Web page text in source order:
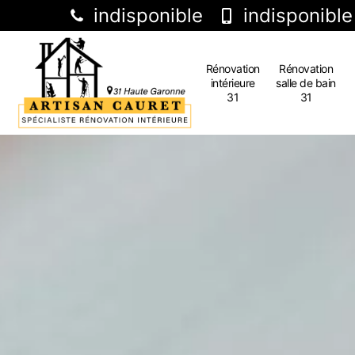
indisponible indisponible
Rénovation
intérieure
31
Rénovation
salle de bain
31